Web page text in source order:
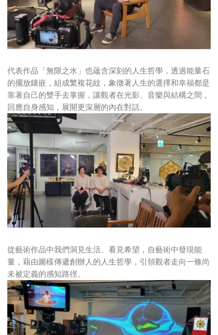
代表作品「無限之水」也蘊含深刻的人生哲學，透過能量石
的擺放鑲嵌，組成繁複花紋，象徵著人生的選擇和幸福都是
靠著自己的雙手去掌握，讓觀者在光影、音樂與結構之間，
回應自身感知，展開更深層的內在對話。
從藝術作品中我們洞見生活、看見希望，自藝術中發現能
量，藉由圖樣傳遞創辦人的人生哲學，引領觀者走向一條尚
未被定義的感知路徑。